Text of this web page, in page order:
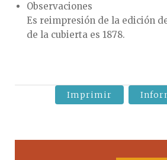
Observaciones
Es reimpresión de la edición
de la cubierta es 1878.
Imprimir